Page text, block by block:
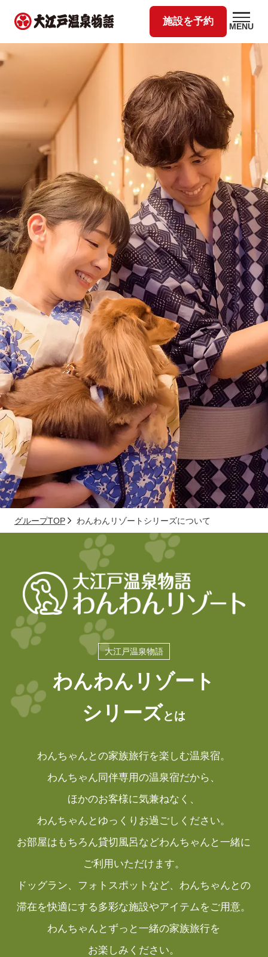
施設を予約 MENU
グループTOP わんわんリゾートシリーズについて
大江戸温泉物語
わんわんリゾート
シリーズとは
わんちゃんとの家族旅行を楽しむ温泉宿。
わんちゃん同伴専用の温泉宿だから、
ほかのお客様に気兼ねなく、
わんちゃんとゆっくりお過ごしください。
お部屋はもちろん貸切風呂などわんちゃんと一緒に
ご利用いただけます。
ドッグラン、フォトスポットなど、わんちゃんとの
滞在を快適にする多彩な施設やアイテムをご用意。
わんちゃんとずっと一緒の家族旅行を
お楽しみください。